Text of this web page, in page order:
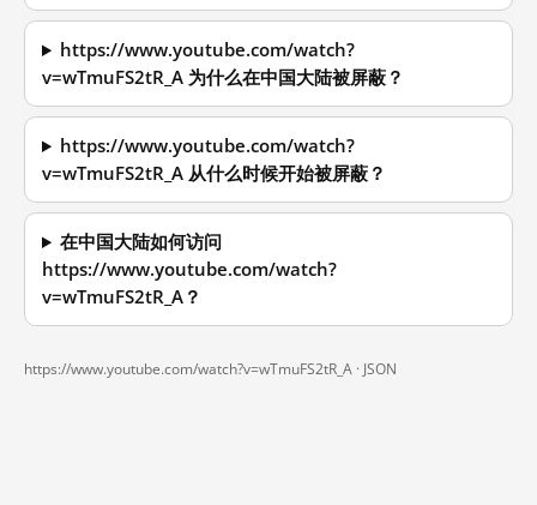
https://www.youtube.com/watch?
v=wTmuFS2tR_A 为什么在中国大陆被屏蔽？
https://www.youtube.com/watch?
v=wTmuFS2tR_A 从什么时候开始被屏蔽？
在中国大陆如何访问
https://www.youtube.com/watch?
v=wTmuFS2tR_A？
https://www.youtube.com/watch?v=wTmuFS2tR_A · JSON